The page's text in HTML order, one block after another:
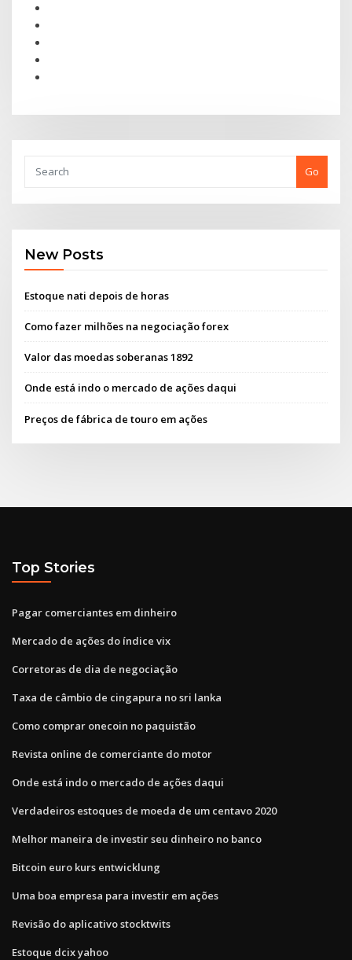
Go
New Posts
Estoque nati depois de horas
Como fazer milhões na negociação forex
Valor das moedas soberanas 1892
Onde está indo o mercado de ações daqui
Preços de fábrica de touro em ações
Top Stories
Pagar comerciantes em dinheiro
Mercado de ações do índice vix
Corretoras de dia de negociação
Taxa de câmbio de cingapura no sri lanka
Como comprar onecoin no paquistão
Revista online de comerciante do motor
Onde está indo o mercado de ações daqui
Verdadeiros estoques de moeda de um centavo 2020
Melhor maneira de investir seu dinheiro no banco
Bitcoin euro kurs entwicklung
Uma boa empresa para investir em ações
Revisão do aplicativo stocktwits
Estoque dcix yahoo